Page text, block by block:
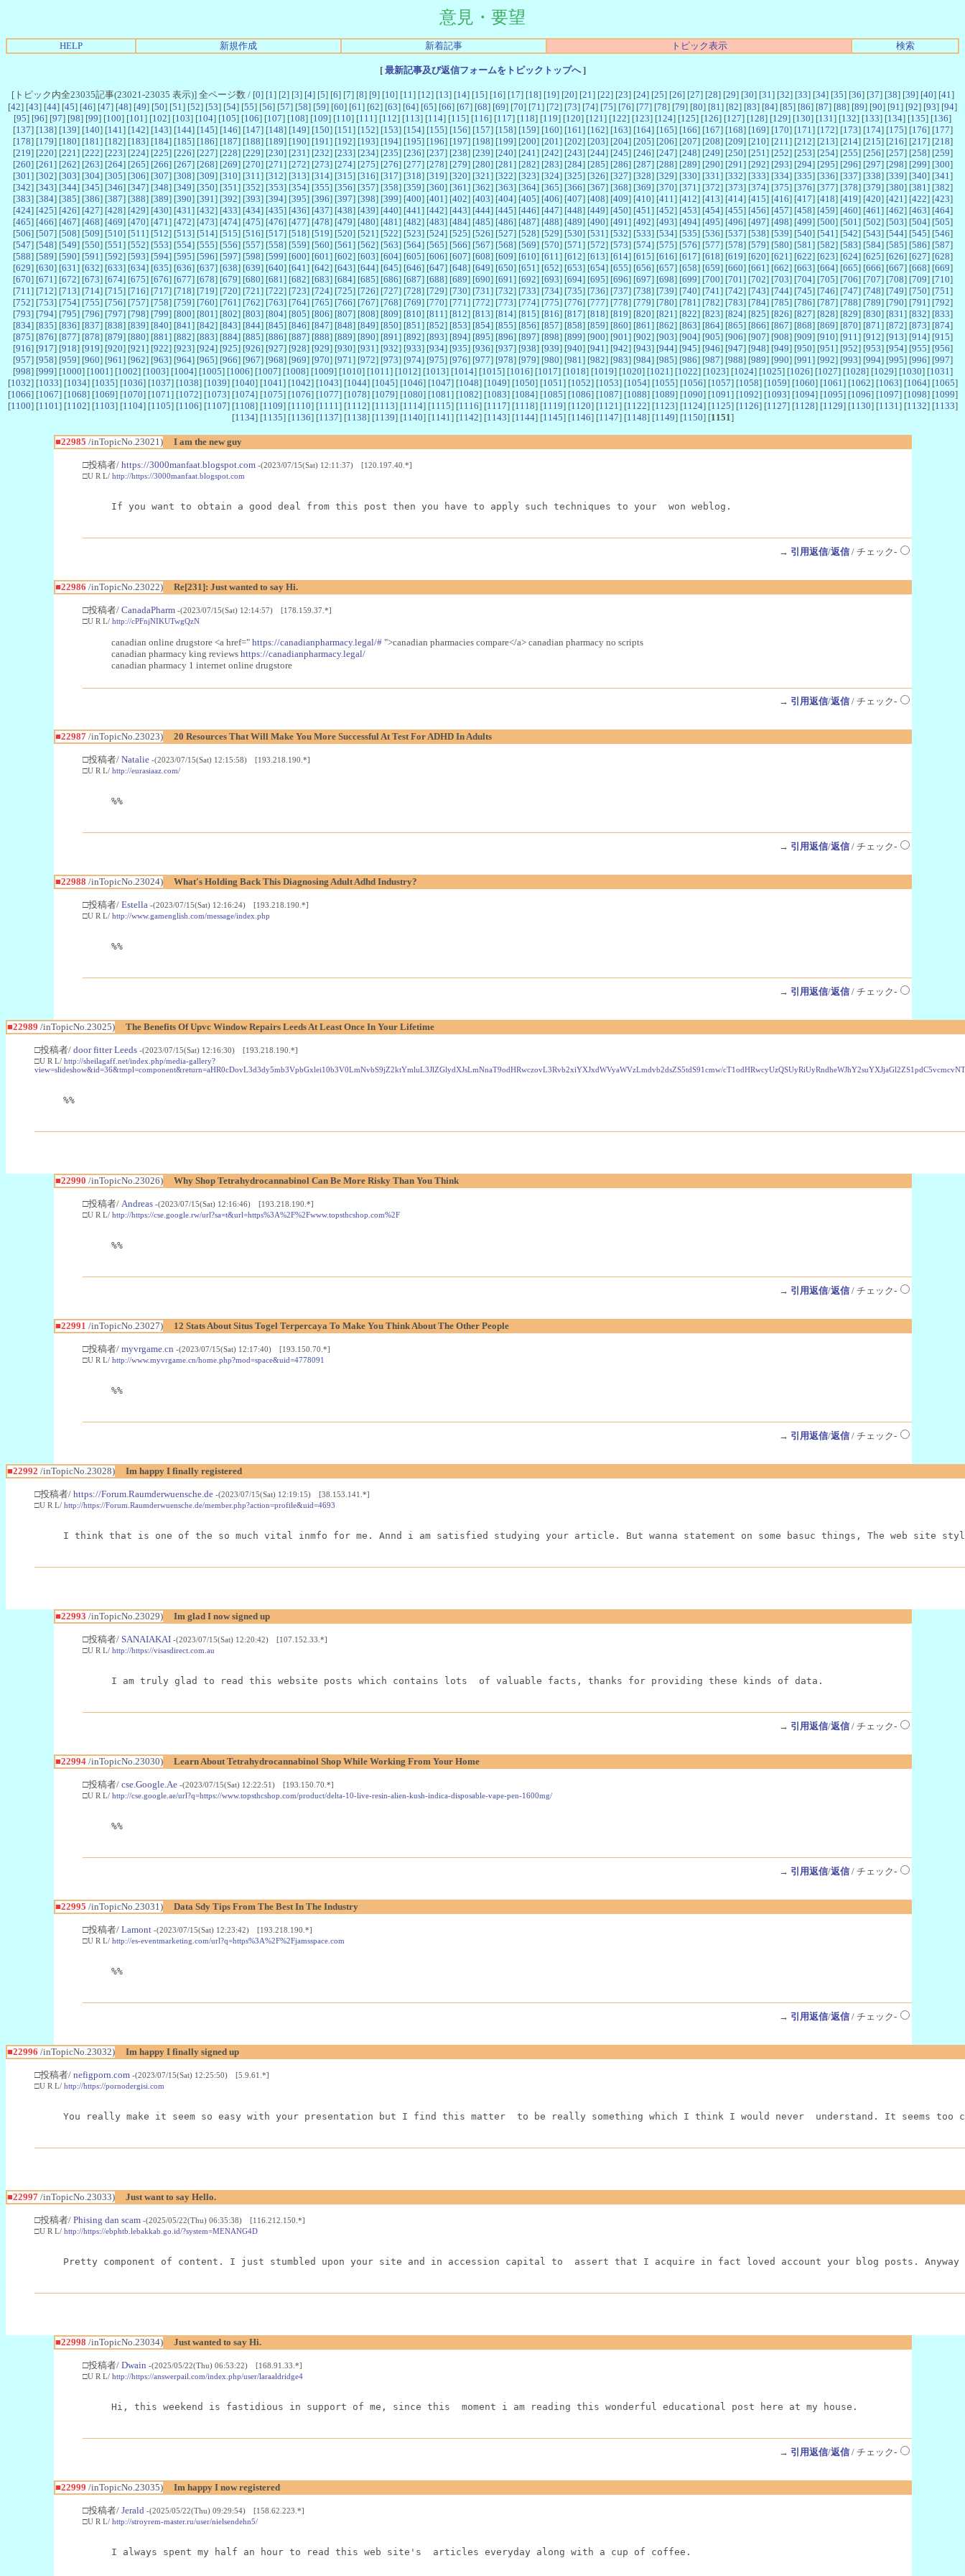
意見・要望
HELP 新規作成 新着記事 トピック表示 検索
[最新記事及び返信フォームをトピックトップへ]
[トピック内全23035記事(23021-23035 表示)] 全ページ数 / [0] [1 ] [2] [3] [4] [5] [6] [7] [8] [9] [10] [11 ] [12] [13] [14] [15] [16] [17] [18] [19] [20] [21 ] [22] [23] [24] [25] [26] [27] [28] [29] [30] [31 ] [32] [33] [34] [35] [36] [37] [38] [39] [40] [41 ]
[42] [43] [44] [45] [46] [47] [48] [49] [50] [51 ] [52] [53] [54] [55] [56] [57] [58] [59] [60] [61 ] [62] [63] [64] [65] [66] [67] [68] [69] [70] [71 ] [72] [73] [74] [75] [76] [77] [78] [79] [80] [81 ] [82] [83] [84] [85] [86] [87] [88] [89] [90] [91 ] [92] [93] [94]
[95] [96] [97] [98] [99] [100] [101 ] [102] [103] [104] [105] [106] [107] [108] [109] [110] [111 ] [112] [113] [114] [115] [116] [117] [118] [119] [120] [121 ] [122] [123] [124] [125] [126] [127] [128] [129] [130] [131 ] [132] [133] [134] [135] [136]
[137] [138] [139] [140] [141 ] [142] [143] [144] [145] [146] [147] [148] [149] [150] [151 ] [152] [153] [154] [155] [156] [157] [158] [159] [160] [161 ] [162] [163] [164] [165] [166] [167] [168] [169] [170] [171 ] [172] [173] [174] [175] [176] [177]
[178] [179] [180] [181 ] [182] [183] [184] [185] [186] [187] [188] [189] [190] [191 ] [192] [193] [194] [195] [196] [197] [198] [199] [200] [201 ] [202] [203] [204] [205] [206] [207] [208] [209] [210] [211 ] [212] [213] [214] [215] [216] [217] [218]
[219] [220] [221 ] [222] [223] [224] [225] [226] [227] [228] [229] [230] [231 ] [232] [233] [234] [235] [236] [237] [238] [239] [240] [241 ] [242] [243] [244] [245] [246] [247] [248] [249] [250] [251 ] [252] [253] [254] [255] [256] [257] [258] [259]
[260] [261 ] [262] [263] [264] [265] [266] [267] [268] [269] [270] [271 ] [272] [273] [274] [275] [276] [277] [278] [279] [280] [281 ] [282] [283] [284] [285] [286] [287] [288] [289] [290] [291 ] [292] [293] [294] [295] [296] [297] [298] [299] [300]
[301 ] [302] [303] [304] [305] [306] [307] [308] [309] [310] [311 ] [312] [313] [314] [315] [316] [317] [318] [319] [320] [321 ] [322] [323] [324] [325] [326] [327] [328] [329] [330] [331 ] [332] [333] [334] [335] [336] [337] [338] [339] [340] [341 ]
[342] [343] [344] [345] [346] [347] [348] [349] [350] [351 ] [352] [353] [354] [355] [356] [357] [358] [359] [360] [361 ] [362] [363] [364] [365] [366] [367] [368] [369] [370] [371 ] [372] [373] [374] [375] [376] [377] [378] [379] [380] [381 ] [382]
[383] [384] [385] [386] [387] [388] [389] [390] [391 ] [392] [393] [394] [395] [396] [397] [398] [399] [400] [401 ] [402] [403] [404] [405] [406] [407] [408] [409] [410] [411 ] [412] [413] [414] [415] [416] [417] [418] [419] [420] [421 ] [422] [423]
[424] [425] [426] [427] [428] [429] [430] [431 ] [432] [433] [434] [435] [436] [437] [438] [439] [440] [441 ] [442] [443] [444] [445] [446] [447] [448] [449] [450] [451 ] [452] [453] [454] [455] [456] [457] [458] [459] [460] [461 ] [462] [463] [464]
[465] [466] [467] [468] [469] [470] [471 ] [472] [473] [474] [475] [476] [477] [478] [479] [480] [481 ] [482] [483] [484] [485] [486] [487] [488] [489] [490] [491 ] [492] [493] [494] [495] [496] [497] [498] [499] [500] [501 ] [502] [503] [504] [505]
[506] [507] [508] [509] [510] [511 ] [512] [513] [514] [515] [516] [517] [518] [519] [520] [521 ] [522] [523] [524] [525] [526] [527] [528] [529] [530] [531 ] [532] [533] [534] [535] [536] [537] [538] [539] [540] [541 ] [542] [543] [544] [545] [546]
[547] [548] [549] [550] [551 ] [552] [553] [554] [555] [556] [557] [558] [559] [560] [561 ] [562] [563] [564] [565] [566] [567] [568] [569] [570] [571 ] [572] [573] [574] [575] [576] [577] [578] [579] [580] [581 ] [582] [583] [584] [585] [586] [587]
[588] [589] [590] [591 ] [592] [593] [594] [595] [596] [597] [598] [599] [600] [601 ] [602] [603] [604] [605] [606] [607] [608] [609] [610] [611 ] [612] [613] [614] [615] [616] [617] [618] [619] [620] [621 ] [622] [623] [624] [625] [626] [627] [628]
[629] [630] [631 ] [632] [633] [634] [635] [636] [637] [638] [639] [640] [641 ] [642] [643] [644] [645] [646] [647] [648] [649] [650] [651 ] [652] [653] [654] [655] [656] [657] [658] [659] [660] [661 ] [662] [663] [664] [665] [666] [667] [668] [669]
[670] [671 ] [672] [673] [674] [675] [676] [677] [678] [679] [680] [681 ] [682] [683] [684] [685] [686] [687] [688] [689] [690] [691 ] [692] [693] [694] [695] [696] [697] [698] [699] [700] [701 ] [702] [703] [704] [705] [706] [707] [708] [709] [710]
[711 ] [712] [713] [714] [715] [716] [717] [718] [719] [720] [721 ] [722] [723] [724] [725] [726] [727] [728] [729] [730] [731 ] [732] [733] [734] [735] [736] [737] [738] [739] [740] [741 ] [742] [743] [744] [745] [746] [747] [748] [749] [750] [751 ]
[752] [753] [754] [755] [756] [757] [758] [759] [760] [761 ] [762] [763] [764] [765] [766] [767] [768] [769] [770] [771 ] [772] [773] [774] [775] [776] [777] [778] [779] [780] [781 ] [782] [783] [784] [785] [786] [787] [788] [789] [790] [791 ] [792]
[793] [794] [795] [796] [797] [798] [799] [800] [801 ] [802] [803] [804] [805] [806] [807] [808] [809] [810] [811 ] [812] [813] [814] [815] [816] [817] [818] [819] [820] [821 ] [822] [823] [824] [825] [826] [827] [828] [829] [830] [831 ] [832] [833]
[834] [835] [836] [837] [838] [839] [840] [841 ] [842] [843] [844] [845] [846] [847] [848] [849] [850] [851 ] [852] [853] [854] [855] [856] [857] [858] [859] [860] [861 ] [862] [863] [864] [865] [866] [867] [868] [869] [870] [871 ] [872] [873] [874]
[875] [876] [877] [878] [879] [880] [881 ] [882] [883] [884] [885] [886] [887] [888] [889] [890] [891 ] [892] [893] [894] [895] [896] [897] [898] [899] [900] [901 ] [902] [903] [904] [905] [906] [907] [908] [909] [910] [911 ] [912] [913] [914] [915]
[916] [917] [918] [919] [920] [921 ] [922] [923] [924] [925] [926] [927] [928] [929] [930] [931 ] [932] [933] [934] [935] [936] [937] [938] [939] [940] [941 ] [942] [943] [944] [945] [946] [947] [948] [949] [950] [951 ] [952] [953] [954] [955] [956]
[957] [958] [959] [960] [961 ] [962] [963] [964] [965] [966] [967] [968] [969] [970] [971 ] [972] [973] [974] [975] [976] [977] [978] [979] [980] [981 ] [982] [983] [984] [985] [986] [987] [988] [989] [990] [991 ] [992] [993] [994] [995] [996] [997]
[998] [999] [1000] [1001 ] [1002] [1003] [1004] [1005] [1006] [1007] [1008] [1009] [1010] [1011 ] [1012] [1013] [1014] [1015] [1016] [1017] [1018] [1019] [1020] [1021 ] [1022] [1023] [1024] [1025] [1026] [1027] [1028] [1029] [1030] [1031 ]
[1032] [1033] [1034] [1035] [1036] [1037] [1038] [1039] [1040] [1041 ] [1042] [1043] [1044] [1045] [1046] [1047] [1048] [1049] [1050] [1051 ] [1052] [1053] [1054] [1055] [1056] [1057] [1058] [1059] [1060] [1061 ] [1062] [1063] [1064] [1065]
[1066] [1067] [1068] [1069] [1070] [1071 ] [1072] [1073] [1074] [1075] [1076] [1077] [1078] [1079] [1080] [1081 ] [1082] [1083] [1084] [1085] [1086] [1087] [1088] [1089] [1090] [1091 ] [1092] [1093] [1094] [1095] [1096] [1097] [1098] [1099]
[1100] [1101 ] [1102] [1103] [1104] [1105] [1106] [1107] [1108] [1109] [1110] [1111 ] [1112] [1113] [1114] [1115] [1116] [1117] [1118] [1119] [1120] [1121 ] [1122] [1123] [1124] [1125] [1126] [1127] [1128] [1129] [1130] [1131 ] [1132] [1133]
[1134] [1135] [1136] [1137] [1138] [1139] [1140] [1141 ] [1142] [1143] [1144] [1145] [1146] [1147] [1148] [1149] [1150] [1151]
■22985 /inTopicNo.23021) I am the new guy
□投稿者/ https://3000manfaat.blogspot.com -(2023/07/15(Sat) 12:11:37) [120.197.40.*]
□U R L/ http://https://3000manfaat.blogspot.com
If you want to obtain a good deal from this post then you have to apply such techniques to your  won weblog.
→ 引用返信/返信/ チェック-
■22986 /inTopicNo.23022) Re[231]: Just wanted to say Hi.
□投稿者/ CanadaPharm -(2023/07/15(Sat) 12:14:57) [178.159.37.*]
□U R L/ http://cPFnjNIKUTwgQzN
canadian online drugstore <a href=" https://canadianpharmacy.legal/#">canadian pharmacies compare</a> canadian pharmacy no scripts
canadian pharmacy king reviews https://canadianpharmacy.legal/
canadian pharmacy 1 internet online drugstore
→ 引用返信/返信/ チェック-
■22987/inTopicNo.23023) 20 Resources That Will Make You More Successful At Test For ADHD In Adults
□投稿者/ Natalie -(2023/07/15(Sat) 12:15:58) [193.218.190.*]
□U R L/ http://eurasiaaz.com/
%%
→ 引用返信/返信/ チェック-
■22988 /inTopicNo.23024) What's Holding Back This Diagnosing Adult Adhd Industry?
□投稿者/ Estella -(2023/07/15(Sat) 12:16:24) [193.218.190.*]
□U R L/ http://www.gamenglish.com/message/index.php
%%
→ 引用返信/返信/ チェック-
■22989 /inTopicNo.23025) The Benefits Of Upvc Window Repairs Leeds At Least Once In Your Lifetime
□投稿者/ door fitter Leeds -(2023/07/15(Sat) 12:16:30) [193.218.190.*]
□U R L/ http://sheilagaff.net/index.php/media-gallery?
view=slideshow&id=36&tmpl=component&return=aHR0cDovL3d3dy5mb3VpbGxlei10b3V0LmNvbS9jZ2ktYmluL3JlZGlydXJsLmNnaT9odHRwczovL3Rvb2xiYXJxdWVyaWVzLmdvb2dsZS5tdS91cmw/
%%
■22990 /inTopicNo.23026) Why Shop Tetrahydrocannabinol Can Be More Risky Than You Think
□投稿者/ Andreas -(2023/07/15(Sat) 12:16:46) [193.218.190.*]
□U R L/ http://https://cse.google.rw/url?sa=t&url=https%3A%2F%2Fwww.topsthcshop.com%2F
%%
→ 引用返信/返信/ チェック-
■22991 /inTopicNo.23027) 12 Stats About Situs Togel Terpercaya To Make You Think About The Other People
□投稿者/ myvrgame.cn -(2023/07/15(Sat) 12:17:40) [193.150.70.*]
□U R L/ http://www.myvrgame.cn/home.php?mod=space&uid=4778091
%%
→ 引用返信/返信/ チェック-
■22992 /inTopicNo.23028) Im happy I finally registered
□投稿者/ https://Forum.Raumderwuensche.de -(2023/07/15(Sat) 12:19:15) [38.153.141.*]
□U R L/ http://https://Forum.Raumderwuensche.de/member.php?action=profile&uid=4693
I think that is one of the so much vital inmfo for me. Annd i am satisfied studying your article. But wanna statement on some basuc things, The web
■22993 /inTopicNo.23029) Im glad I now signed up
□投稿者/ SANAIAKAI -(2023/07/15(Sat) 12:20:42) [107.152.33.*]
□U R L/ http://https://visasdirect.com.au
I am truly glad to read this website posts which contains lots  of valuable facts, thanks for providing these kinds of data.
→ 引用返信/返信/ チェック-
■22994/inTopicNo.23030) Learn About Tetrahydrocannabinol Shop While Working From Your Home
□投稿者/ cse.Google.Ae -(2023/07/15(Sat) 12:22:51) [193.150.70.*]
□U R L/ http://cse.google.ae/url?q=https://www.topsthcshop.com/product/delta-10-live-resin-alien-kush-indica-disposable-vape-pen-1600mg/
%%
→ 引用返信/返信/ チェック-
■22995 /inTopicNo.23031) Data Sdy Tips From The Best In The Industry
□投稿者/ Lamont -(2023/07/15(Sat) 12:23:42) [193.218.190.*]
□U R L/ http://es-eventmarketing.com/url?q=https%3A%2F%2Fjamsspace.com
%%
→ 引用返信/返信/ チェック-
■22996 /inTopicNo.23032) Im happy I finally signed up
□投稿者/ nefigporn.com -(2023/07/15(Sat) 12:25:50) [5.9.61.*]
□U R L/ http://https://pornodergisi.com
You really make it seem so easy with your presentation but I find this matter  to be really something which I think I would never  understand. It seems
■22997 /inTopicNo.23033) Just want to say Hello.
□投稿者/ Phising dan scam -(2025/05/22(Thu) 06:35:38) [116.212.150.*]
□U R L/ http://https://ebphtb.lebakkab.go.id/?system=MENANG4D
Pretty component of content. I just stumbled upon your site and in accession capital to  assert that I acquire in fact loved account your blog posts.
■22998 /inTopicNo.23034) Just wanted to say Hi.
□投稿者/ Dwain -(2025/05/22(Thu) 06:53:22) [168.91.33.*]
□U R L/ http://https://answerpail.com/index.php/user/laraaldridge4
Hi, this weekend is fastidious in support of me, since this  moment i am reading this wonderful educational post here at my house.
→ 引用返信/返信/ チェック-
■22999 /inTopicNo.23035) Im happy I now registered
□投稿者/ Jerald -(2025/05/22(Thu) 09:29:54) [158.62.223.*]
□U R L/ http://stroyrem-master.ru/user/nielsendehn5/
I always spent my half an hour to read this web site's  articles everyday along with a cup of coffee.